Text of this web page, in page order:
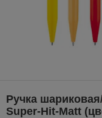
Ручка
Super-Hit-Matt